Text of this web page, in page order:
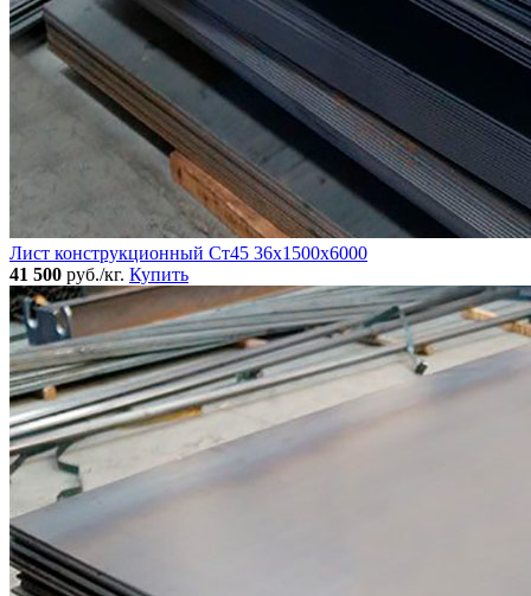
Лист конструкционный Ст45 36х1500х6000
41 500 руб./кг. Купить